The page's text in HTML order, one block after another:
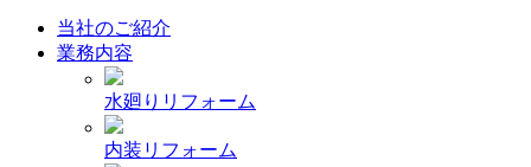
当社のご紹介
業務内容
水廻りリフォーム
内装リフォーム